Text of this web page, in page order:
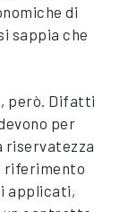
di
sappia che
però. Difatti
per
riservatezza
riferimento
applicati,